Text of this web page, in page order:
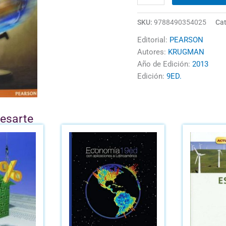
SKU: 9788490354025
Editorial: PEARSON
Autores: KRUGMAN
Año de Edición: 2013
Edición: 9ED.